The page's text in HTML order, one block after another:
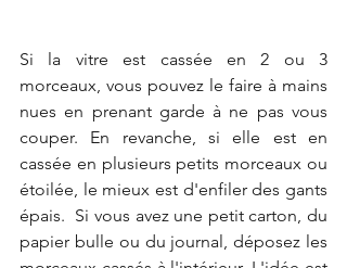
Si la vitre est cassée en 2 ou 3
morceaux, vous pouvez le faire à mains
nues en prenant garde à ne pas vous
couper. En revanche, si elle est en
cassée en plusieurs petits morceaux ou
étoilée, le mieux est d'enfiler des gants
épais.  Si vous avez une petit carton, du
papier bulle ou du journal, déposez les